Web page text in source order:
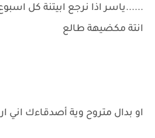
......ياسر اذا نرجع ابيتنة كل
انتة مكضيهة طالع
او بدال متروح وية أصدقاءك اني